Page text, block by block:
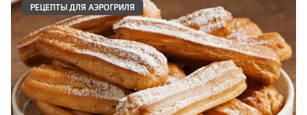
РЕЦЕПТЫ ДЛЯ АЭРОГРИЛЯ